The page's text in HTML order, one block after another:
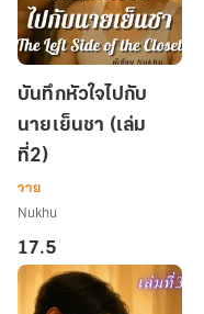
หัวใจ
ไป
กับ
นาย
เย็น
ชา
(เล่ม
ที่2)
บันทึกหัวใจไปกับ
นายเย็นชา (เล่ม
ที่2)
วาย
Nukhu
17.5